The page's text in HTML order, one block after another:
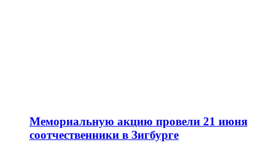
Мемориальную акцию провели 21 июня
соотчественники в Зигбурге